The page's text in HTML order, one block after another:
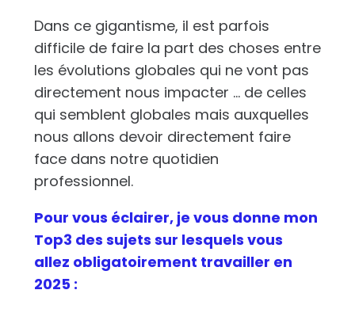
Dans ce gigantisme, il est parfois
difficile de faire la part des choses entre
les évolutions globales qui ne vont pas
directement nous impacter … de celles
qui semblent globales mais auxquelles
nous allons devoir directement faire
face dans notre quotidien
professionnel.
Pour vous éclairer, je vous donne mon
Top3 des sujets sur lesquels vous
allez obligatoirement travailler en
2025 :